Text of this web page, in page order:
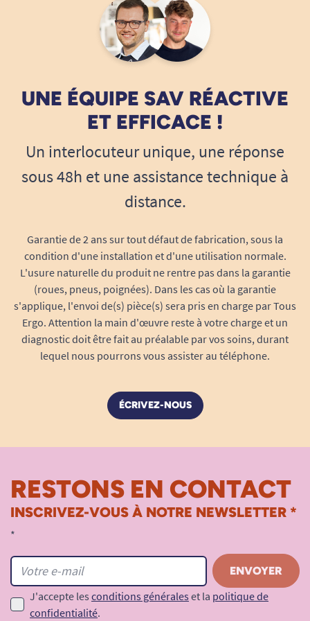
béquilles se fixe solidement aux tubes du
cadre, avec des colliers rapides et
résistants, sans outils spécifiques ou
modifications permanentes sur le fauteuil.
droite ou à gauche selon vos besoins et vos
habitudes, pour privilégier l’accessibilité ou
Compatibilité optimale :étudié
spécialement pour le V500, il épouse
parfaitement la structure et ne gêne ni les
roues, ni les autres accessoires.
deux béquilles (ou cannes anglaises, voire
cannes droites selon leur diamètre). Il maintient
les béquilles verticalement, grâce à des bagues
de serrage souples, tout en évitant tout contact
gênant avec vos mains lors de la propulsion ou
lors de l’utilisation des accoudoirs.
Le choix d’un repose béquilles robuste est
crucial pour garantir lasécurité sur tous types
ne tombent lors des déplacements ou lors
du franchissement de trottoirs, seuils ou
rampes.
portée de main à tout moment, facilitant la
montée ou la descente du fauteuil,
notamment dans les lieux publics.
Sécurité renforcée
UNE ÉQUIPE SAV RÉACTIVE
ET EFFICACE !
Un interlocuteur unique, une réponse
sous 48h et une assistance technique à
distance.
Garantie de 2 ans sur tout défaut de fabrication, sous la
condition d'une installation et d'une utilisation normale.
L'usure naturelle du produit ne rentre pas dans la garantie
(roues, pneus, poignées). Dans les cas où la garantie
s'applique, l'envoi de(s) pièce(s) sera pris en charge par Tous
Ergo. Attention la main d'œuvre reste à votre charge et un
diagnostic doit être fait au préalable par vos soins, durant
lequel nous pourrons vous assister au téléphone.
ÉCRIVEZ-NOUS
RESTONS EN CONTACT
INSCRIVEZ-VOUS À NOTRE NEWSLETTER *
*
J'accepte les conditions générales et la politique de
confidentialité.